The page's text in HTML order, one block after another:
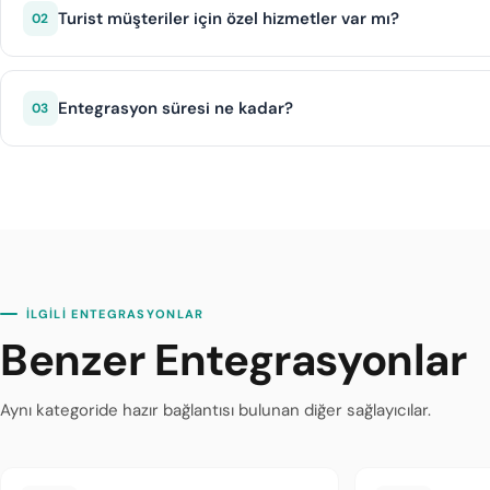
02 Turist müşteriler için özel hizmetler var mı?
Evet, Kim çok dilli müşteri desteği, uluslararası ehliyet
03 Entegrasyon süresi ne kadar?
İLGİLİ ENTEGRASYONLAR
Benzer Entegrasyonlar
Aynı kategoride hazır bağlantısı bulunan diğer sağlayıcılar.